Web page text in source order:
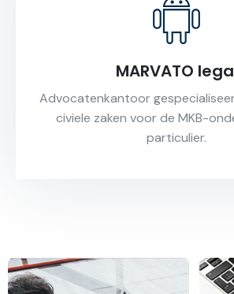
MARVATO
Advocatenkantoor
civiele zaken voor de MKB-
particulier.